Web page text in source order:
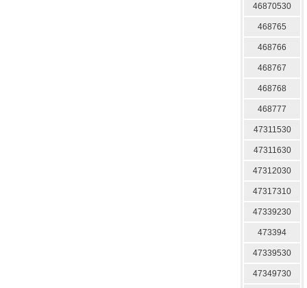
46870530
468765
468766
468767
468768
468777
47311530
47311630
47312030
47317310
47339230
473394
47339530
47349730